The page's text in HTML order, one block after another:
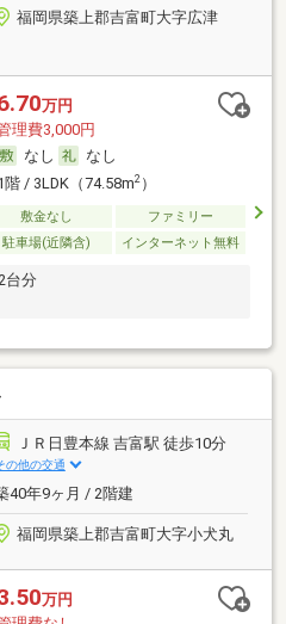
福岡県築上郡吉富町大字広津
万円
理費3,000円
なし
なし
階 / 3LDK（74.58m2）
敷金なし
ファミリー
駐車場(近隣含) インターネット無料
台分
ＪＲ日豊本線 吉富駅 徒歩10分
の他の交通
40年9ヶ月 / 2階建
福岡県築上郡吉富町大字小犬丸
万円